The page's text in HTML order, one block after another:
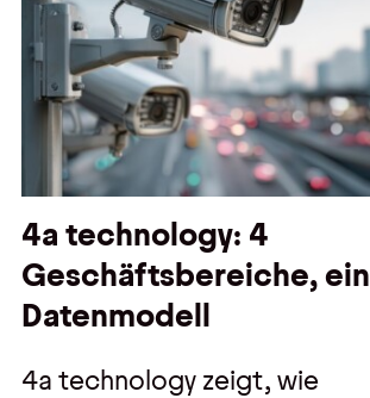
4a technology: 4
Geschäftsbereiche, ein
Datenmodell
4a technology zeigt, wie